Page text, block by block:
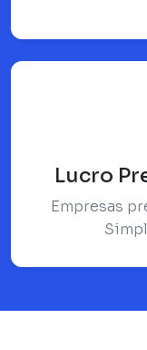
Lucro
Empresas